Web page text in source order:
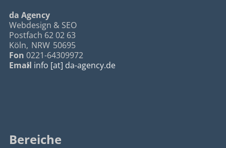
da Agency
Webdesign & SEO
Postfach 62 02 63
Köln, NRW 50695
Fon 0221-64309972
Email info [at] da-agency.de
Bereiche